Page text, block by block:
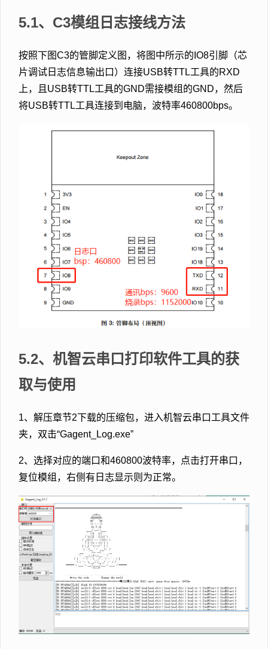
5.1、C3模组日志接线方法
按照下图C3的管脚定义图，将图中所示的IO8引脚（芯
片调试日志信息输出口）连接USB转TTL工具的RXD
上，且USB转TTL工具的GND需接模组的GND，然后
将USB转TTL工具连接到电脑，波特率460800bps。
5.2、机智云串口打印软件工具的获
取与使用
1、解压章节2下载的压缩包，进入机智云串口工具文件
夹，双击“Gagent_Log.exe”
2、选择对应的端口和460800波特率，点击打开串口，
复位模组，右侧有日志显示则为正常。